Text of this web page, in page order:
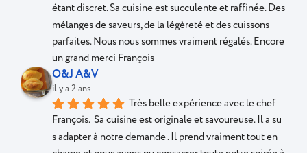
étant discret. Sa cuisine est succulente et raffinée. Des
mélanges de saveurs, de la légèreté et des cuissons
parfaites. Nous nous sommes vraiment régalés. Encore
un grand merci François
O&J A&V
il y a 2 ans
Très belle expérience avec le chef
François.  Sa cuisine est originale et savoureuse. Il a su
s adapter à notre demande . Il prend vraiment tout en